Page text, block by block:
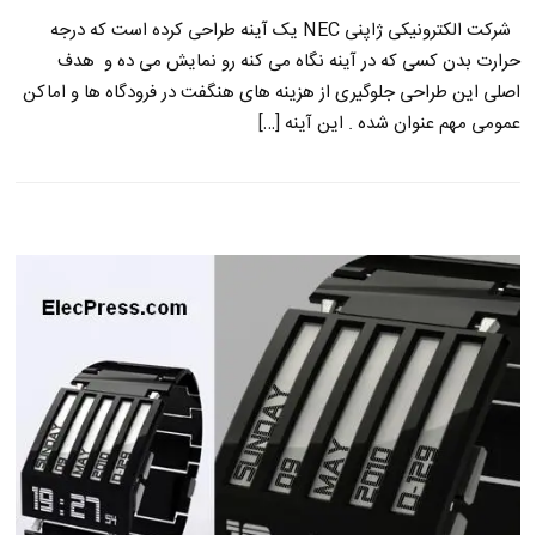
شرکت الکترونیکی ژاپنی NEC یک آینه طراحی کرده است که درجه
حرارت بدن کسی که در آینه نگاه می کنه رو نمایش می ده و هدف
اصلی این طراحی جلوگیری از هزینه های هنگفت در فرودگاه ها و اماکن
عمومی مهم عنوان شده . این آینه […]